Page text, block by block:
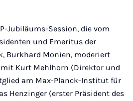
Jubiläums-Session, die vom
und Emeritus der
Burkhard Monien, moderiert
Kurt Mehlhorn (Direktor und
am Max-Planck-Institut für
Henzinger (erster Präsident des